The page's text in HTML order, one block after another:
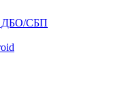
ДБО/СБП